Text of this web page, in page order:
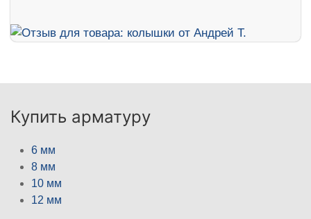
Купить арматуру
6 мм
8 мм
10 мм
12 мм